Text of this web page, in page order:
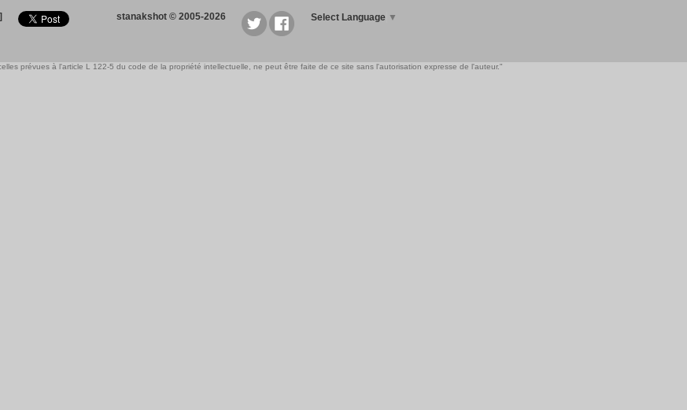
stanakshot © 2005-2026 Select Language ▼
prévues à l'article L 122-5 du code de la propriété intellectuelle, ne peut être faite de ce site sans l'autorisation expresse de l'auteur."